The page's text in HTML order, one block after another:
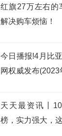
红旗27万左右的
解决购车烦恼！
今日播报!4月比
网权威发布(2023
天天最资讯丨
榜，实力强大，